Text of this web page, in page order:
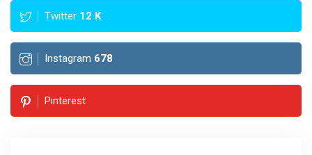
Twitter 12 K
Instagram 678
Pinterest